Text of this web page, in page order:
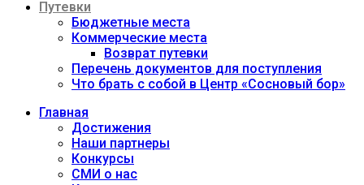
Путевки
Бюджетные места
Коммерческие места
Возврат путевки
Перечень документов для поступления
Что брать с собой в Центр «Сосновый бор»
Главная
Достижения
Наши партнеры
Конкурсы
СМИ о нас